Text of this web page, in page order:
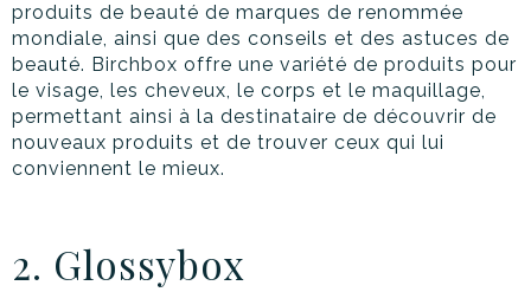
produits de beauté de marques de renommée
mondiale, ainsi que des conseils et des astuces de
beauté. Birchbox offre une variété de produits pour
le visage, les cheveux, le corps et le maquillage,
permettant ainsi à la destinataire de découvrir de
nouveaux produits et de trouver ceux qui lui
conviennent le mieux.
2. Glossybox